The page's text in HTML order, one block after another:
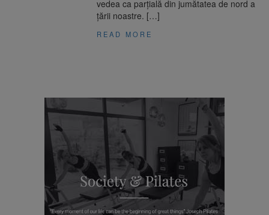
vedea ca parțială din jumătatea de nord a
țării noastre. […]
READ MORE